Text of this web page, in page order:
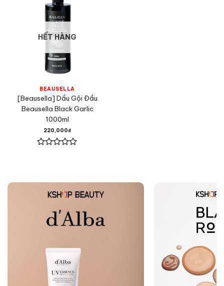
HẾT HÀNG
BEAUSELLA
[Beausella] Dầu Gội Đầu
Beausella Black Garlic
1000ml
220,000₫
sao